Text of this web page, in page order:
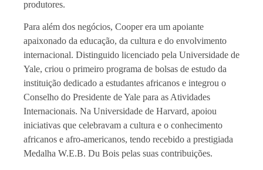
produtores.
Para além dos negócios, Cooper era um apoiante
apaixonado da educação, da cultura e do envolvimento
internacional. Distinguido licenciado pela Universidade de
Yale, criou o primeiro programa de bolsas de estudo da
instituição dedicado a estudantes africanos e integrou o
Conselho do Presidente de Yale para as Atividades
Internacionais. Na Universidade de Harvard, apoiou
iniciativas que celebravam a cultura e o conhecimento
africanos e afro-americanos, tendo recebido a prestigiada
Medalha W.E.B. Du Bois pelas suas contribuições.